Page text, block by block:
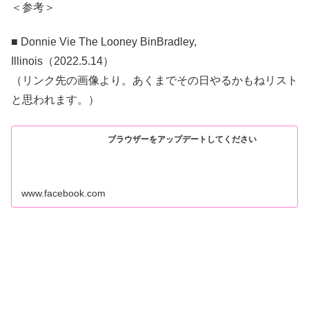
＜参考＞
■ Donnie Vie The Looney BinBradley,
Illinois（2022.5.14）
（リンク先の画像より。あくまでその日やるかもねリスト
と思われます。）
ブラウザーをアップデートしてください
www.facebook.com